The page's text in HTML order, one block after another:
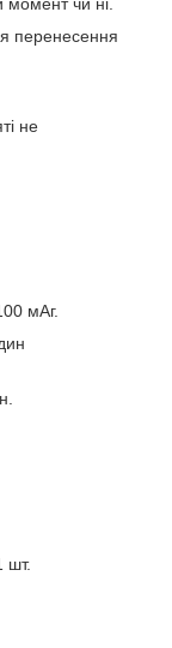
перенесення
не
мАг.
шт.